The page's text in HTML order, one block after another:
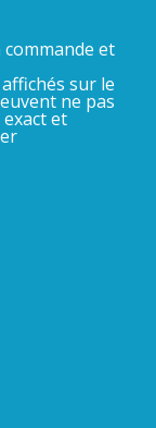
commande et
sur le
ne pas
et